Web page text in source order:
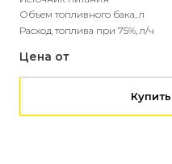
Объем топливного бака, л
Расход топлива при 75%, л/ч
Цена от
Купить